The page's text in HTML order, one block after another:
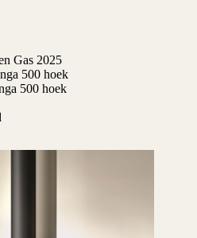
Gas 2025
500 hoek
500 hoek